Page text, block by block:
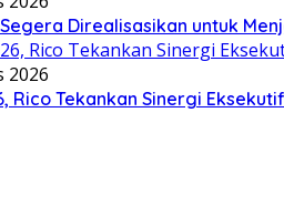
Direalisasikan untuk
2026
Rico Tekankan Sinergi